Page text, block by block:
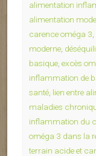
alimentation
alimentation
carence oméga 3
moderne
basique excès
inflammation de
santé lien entre
maladies
inflammation du
oméga 3 dans la
terrain acide et